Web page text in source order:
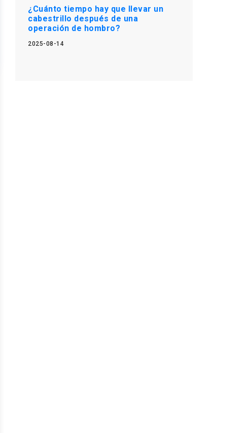
¿Cuánto tiempo hay que llevar un
cabestrillo después de una
operación de hombro?
2025-08-14